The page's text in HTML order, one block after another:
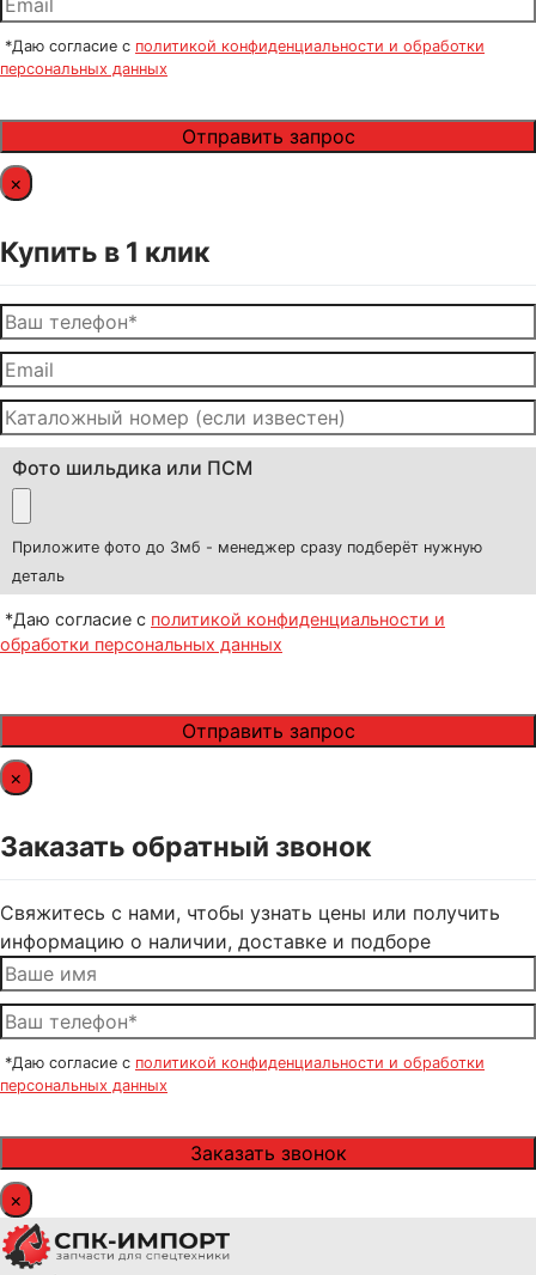
*Даю согласие с политикой конфиденциальности и обработки
персональных данных
×
Купить в 1 клик
Фото шильдика или ПСМ
Приложите фото до 3мб - менеджер сразу подберёт нужную
деталь
*Даю согласие с политикой конфиденциальности и
обработки персональных данных
×
Заказать обратный звонок
Свяжитесь с нами, чтобы узнать цены или получить
информацию о наличии, доставке и подборе
*Даю согласие с политикой конфиденциальности и обработки
персональных данных
×